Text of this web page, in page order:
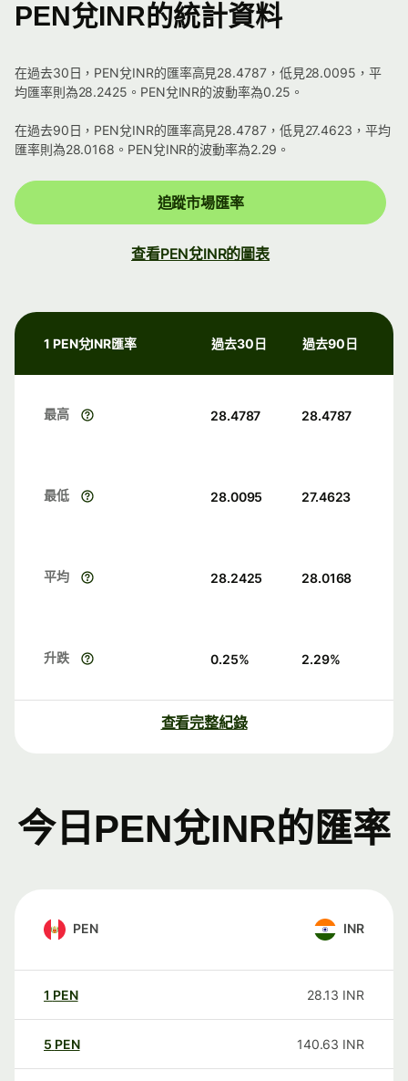
PEN兌INR的統計資料
在過去30日，PEN兌INR的匯率高見28.4787，低見28.0095，平
均匯率則為28.2425。PEN兌INR的波動率為0.25。
在過去90日，PEN兌INR的匯率高見28.4787，低見27.4623，平均
匯率則為28.0168。PEN兌INR的波動率為2.29。
追蹤市場匯率
查看PEN兌INR的圖表
1 PEN兌INR匯率 過去30日 過去90日
最高 28.4787 28.4787
最低 28.0095 27.4623
平均 28.2425 28.0168
升跌 0.25% 2.29%
查看完整紀錄
今日PEN兌INR的匯率
PEN INR
1 PEN 28.13 INR
5 PEN 140.63 INR